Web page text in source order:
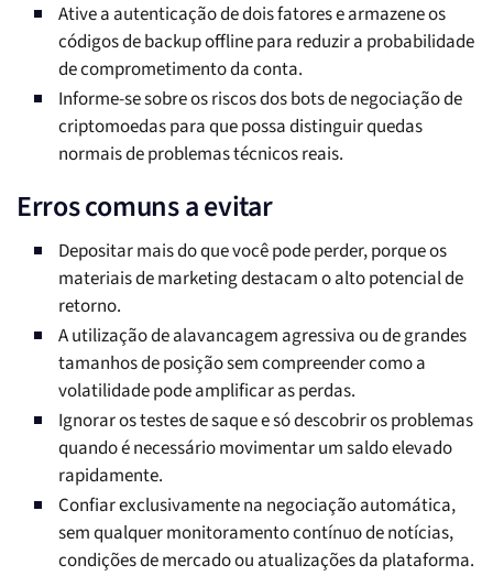
Ative a autenticação de dois fatores e armazene os
códigos de backup offline para reduzir a probabilidade
de comprometimento da conta.
Informe-se sobre os riscos dos bots de negociação de
criptomoedas para que possa distinguir quedas
normais de problemas técnicos reais.
Erros comuns a evitar
Depositar mais do que você pode perder, porque os
materiais de marketing destacam o alto potencial de
retorno.
A utilização de alavancagem agressiva ou de grandes
tamanhos de posição sem compreender como a
volatilidade pode amplificar as perdas.
Ignorar os testes de saque e só descobrir os problemas
quando é necessário movimentar um saldo elevado
rapidamente.
Confiar exclusivamente na negociação automática,
sem qualquer monitoramento contínuo de notícias,
condições de mercado ou atualizações da plataforma.